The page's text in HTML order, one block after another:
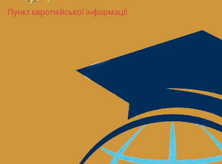
Пункт європейської інформації